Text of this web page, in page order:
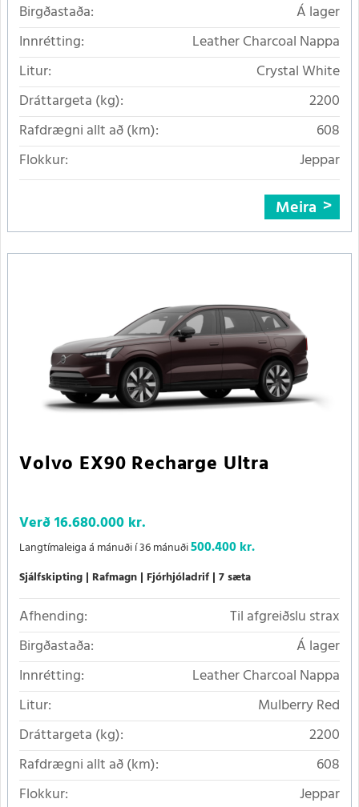
Birgðastaða:
Á lager
Innrétting:
Leather Charcoal Nappa
Litur:
Crystal White
Dráttargeta (kg):
2200
Rafdrægni allt að (km):
608
Flokkur:
Jeppar
Meira
Volvo EX90 Recharge Ultra
Verð16.680.000 kr.
Langtímaleiga á mánuði í 36 mánuði500.400 kr.
Sjálfskipting Rafmagn Fjórhjóladrif 7 sæta
Afhending:
Til afgreiðslu strax
Birgðastaða:
Á lager
Innrétting:
Leather Charcoal Nappa
Litur:
Mulberry Red
Dráttargeta (kg):
2200
Rafdrægni allt að (km):
608
Flokkur:
Jeppar